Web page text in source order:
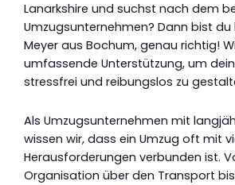
Lanarkshire und suchst nach dem
Umzugsunternehmen? Dann bist du
Meyer aus Bochum, genau richtig!
umfassende Unterstützung, um
stressfrei und reibungslos zu
Als Umzugsunternehmen mit
wissen wir, dass ein Umzug oft mit
Herausforderungen verbunden ist.
Organisation über den Transport